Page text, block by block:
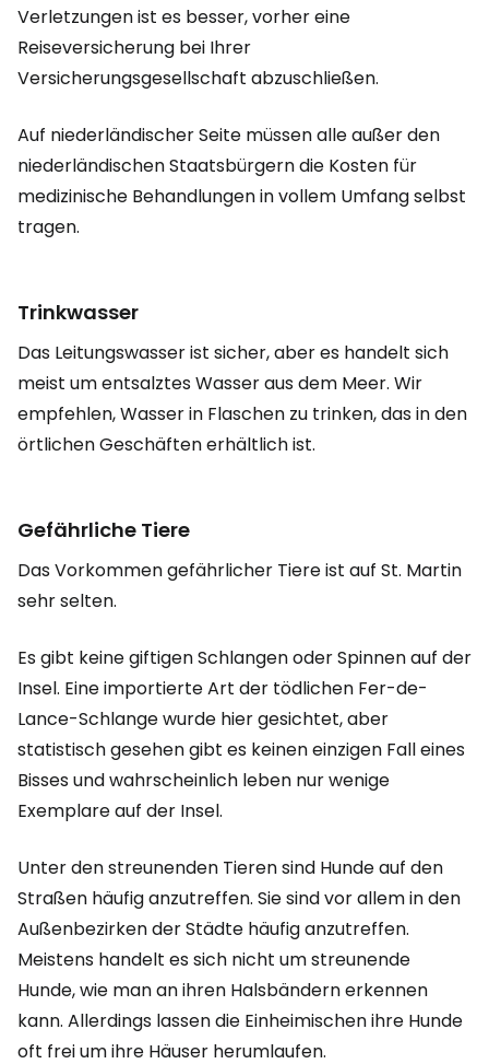
Verletzungen ist es besser, vorher eine
Reiseversicherung bei Ihrer
Versicherungsgesellschaft abzuschließen.
Auf niederländischer Seite müssen alle außer den
niederländischen Staatsbürgern die Kosten für
medizinische Behandlungen in vollem Umfang selbst
tragen.
Trinkwasser
Das Leitungswasser ist sicher, aber es handelt sich
meist um entsalztes Wasser aus dem Meer. Wir
empfehlen, Wasser in Flaschen zu trinken, das in den
örtlichen Geschäften erhältlich ist.
Gefährliche Tiere
Das Vorkommen gefährlicher Tiere ist auf St. Martin
sehr selten.
Es gibt keine giftigen Schlangen oder Spinnen auf der
Insel. Eine importierte Art der tödlichen Fer-de-
Lance-Schlange wurde hier gesichtet, aber
statistisch gesehen gibt es keinen einzigen Fall eines
Bisses und wahrscheinlich leben nur wenige
Exemplare auf der Insel.
Unter den streunenden Tieren sind Hunde auf den
Straßen häufig anzutreffen. Sie sind vor allem in den
Außenbezirken der Städte häufig anzutreffen.
Meistens handelt es sich nicht um streunende
Hunde, wie man an ihren Halsbändern erkennen
kann. Allerdings lassen die Einheimischen ihre Hunde
oft frei um ihre Häuser herumlaufen.